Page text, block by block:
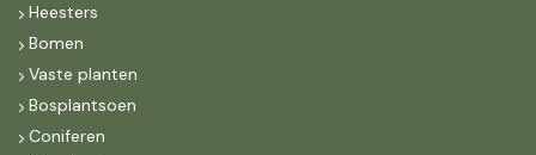
Heesters
Bomen
Vaste planten
Bosplantsoen
Coniferen